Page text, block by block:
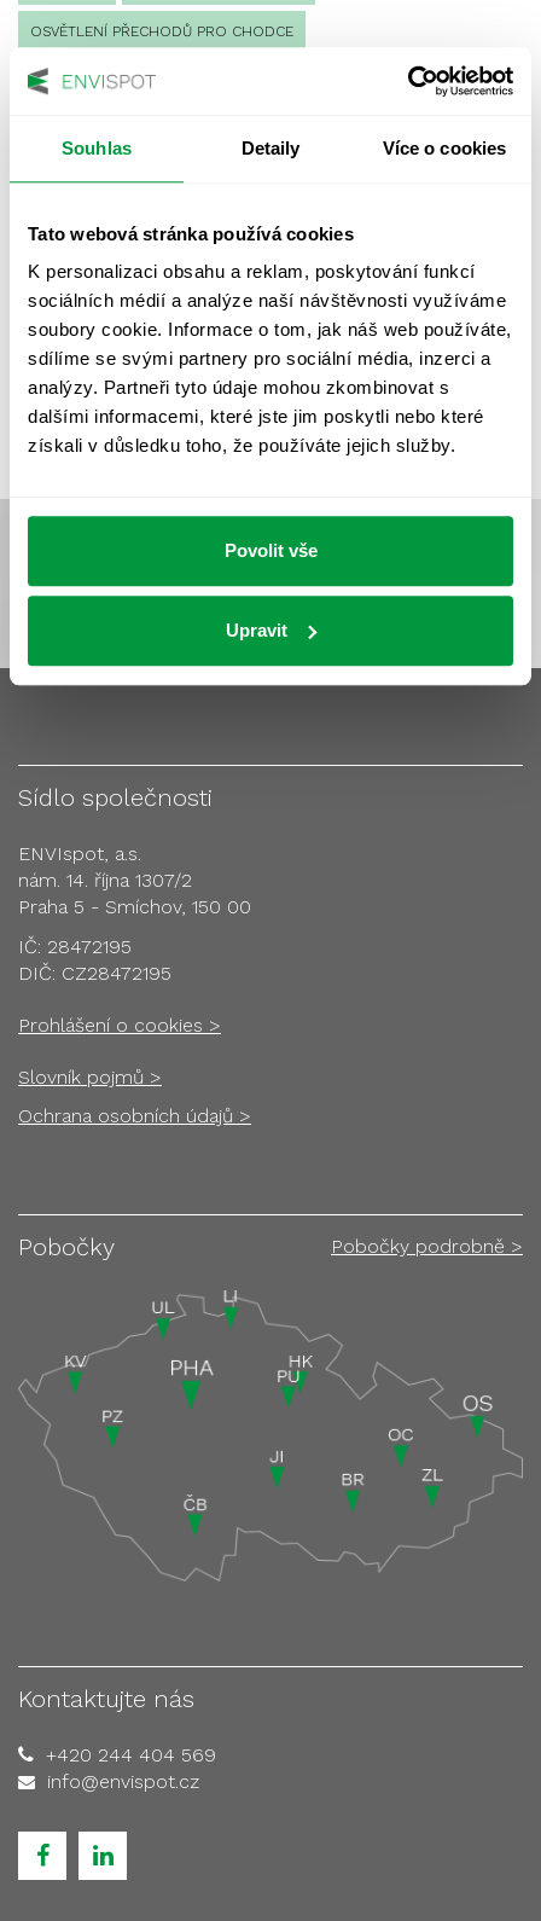
Souhlas Detaily Více o cookies
Tato webová stránka používá cookies
K personalizaci obsahu a reklam, poskytování funkcí
sociálních médií a analýze naší návštěvnosti využíváme
soubory cookie. Informace o tom, jak náš web používáte,
sdílíme se svými partnery pro sociální média, inzerci a
analýzy. Partneři tyto údaje mohou zkombinovat s
dalšími informacemi, které jste jim poskytli nebo které
získali v důsledku toho, že používáte jejich služby.
Povolit vše
Upravit
OSVĚTLENÍ PŘECHODŮ PRO CHODCE
OSVĚTLENÍ SPORTOVIŠŤ
VÝPOČET OSVĚTLENÍ VÝPOČET ZASTÍNĚNÍ
VÝPOČTY A NÁVRHY
ZKOUŠKY NOUZOVÉHO OSVĚTLENÍ
Sídlo společnosti
ENVIspot, a.s.
nám. 14. října 1307/2
Praha 5 - Smíchov, 150 00
IČ: 28472195
DIČ: CZ28472195
Prohlášení o cookies >
Slovník pojmů >
Ochrana osobních údajů >
Pobočky Pobočky podrobně >
Kontaktujte nás
+420 244 404 569
info@envispot.cz